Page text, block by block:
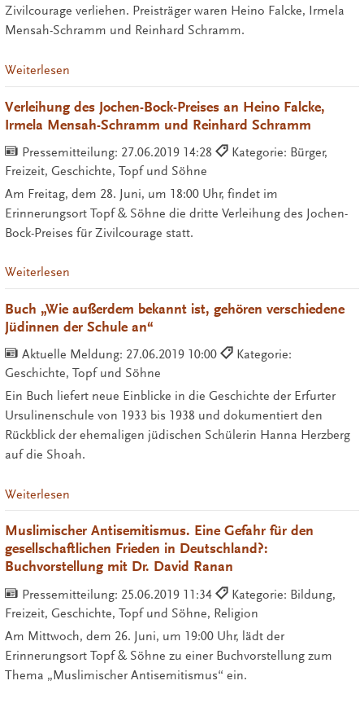
Zivilcourage verliehen. Preisträger waren Heino Falcke, Irmela
Mensah-Schramm und Reinhard Schramm.
Weiterlesen
Verleihung des Jochen-Bock-Preises an Heino Falcke,
Irmela Mensah-Schramm und Reinhard Schramm
Pressemitteilung: 27.06.2019 14:28
Kategorie: Bürger,
Freizeit, Geschichte, Topf und Söhne
Am Freitag, dem 28. Juni, um 18:00 Uhr, findet im
Erinnerungsort Topf & Söhne die dritte Verleihung des Jochen-
Bock-Preises für Zivilcourage statt.
Weiterlesen
Buch „Wie außerdem bekannt ist, gehören verschiedene
Jüdinnen der Schule an“
Aktuelle Meldung: 27.06.2019 10:00
Kategorie:
Geschichte, Topf und Söhne
Ein Buch liefert neue Einblicke in die Geschichte der Erfurter
Ursulinenschule von 1933 bis 1938 und dokumentiert den
Rückblick der ehemaligen jüdischen Schülerin Hanna Herzberg
auf die Shoah.
Weiterlesen
Muslimischer Antisemitismus. Eine Gefahr für den
gesellschaftlichen Frieden in Deutschland?:
Buchvorstellung mit Dr. David Ranan
Pressemitteilung: 25.06.2019 11:34
Kategorie: Bildung,
Freizeit, Geschichte, Topf und Söhne, Religion
Am Mittwoch, dem 26. Juni, um 19:00 Uhr, lädt der
Erinnerungsort Topf & Söhne zu einer Buchvorstellung zum
Thema „Muslimischer Antisemitismus“ ein.